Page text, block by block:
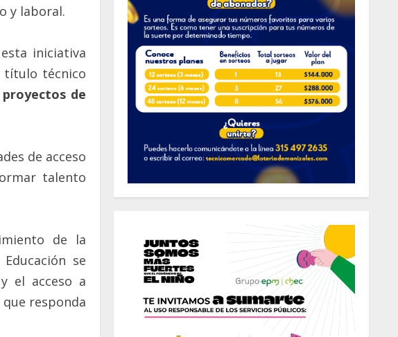
y laboral.
iniciativa
título técnico
de
de acceso
talento
de la
se
el acceso a
responda